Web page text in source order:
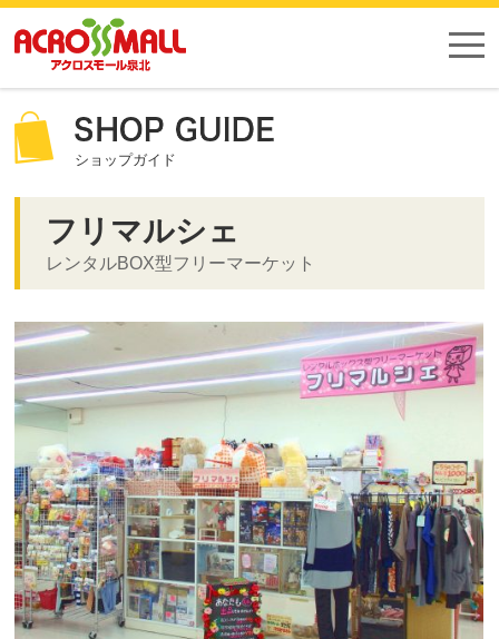
ショップガイド
フリマルシェ
レンタルBOX型フリーマーケット